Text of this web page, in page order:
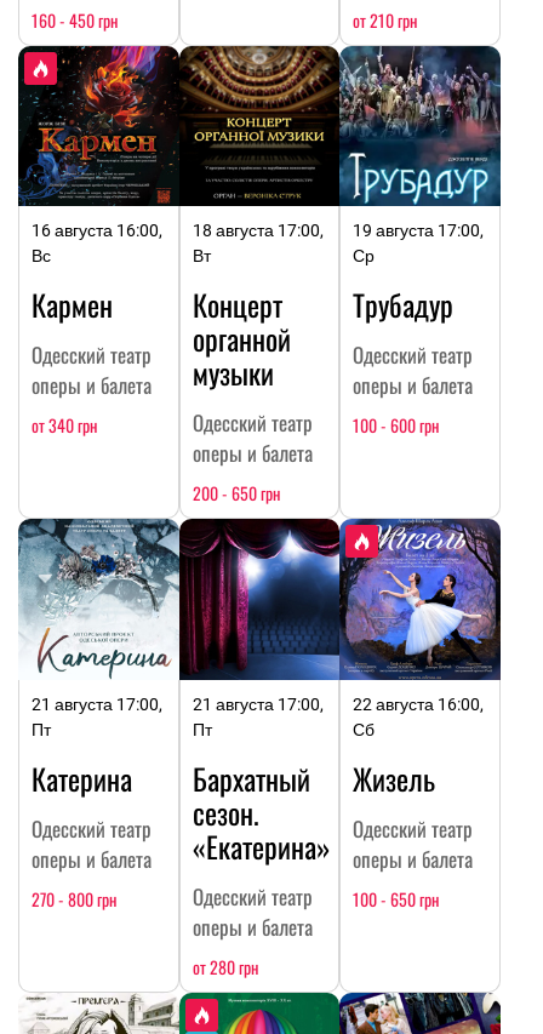
160 - 450 грн от 210 грн
16 августа 16:00,
Вс
Кармен
Одесский театр
оперы и балета
от 340 грн
18 августа 17:00,
Вт
Концерт
органной
музыки
Одесский театр
оперы и балета
200 - 650 грн
19 августа 17:00,
Ср
Трубадур
Одесский театр
оперы и балета
100 - 600 грн
21 августа 17:00,
Пт
Катерина
Одесский театр
оперы и балета
270 - 800 грн
21 августа 17:00,
Пт
Бархатный
сезон.
«Екатерина»
Одесский театр
оперы и балета
от 280 грн
22 августа 16:00,
Сб
Жизель
Одесский театр
оперы и балета
100 - 650 грн